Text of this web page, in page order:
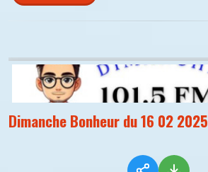
Dimanche Bonheur du 16 02 2025